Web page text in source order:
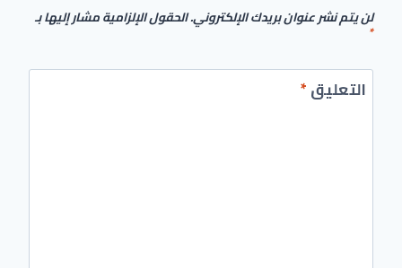
لن يتم نشر عنوان بريدك الإلكتروني.الحقول الإلزامية مشار إليها بـ
*
التعليق*